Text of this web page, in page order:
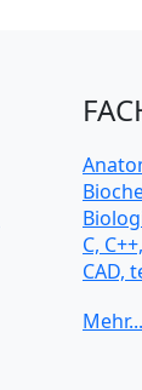
C,
CAD,